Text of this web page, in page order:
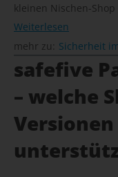
kleinen Nischen-
Weiterlesen
mehr zu: Sicherheit
safefive
– welche